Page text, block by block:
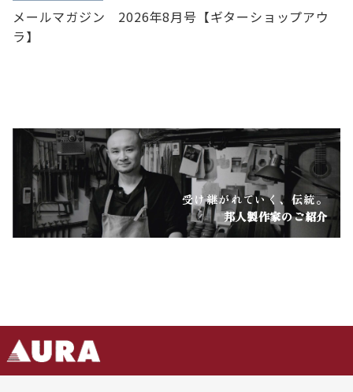
メールマガジン 2026年8月号【ギターショップアウ
ラ】
受け継がれていく、伝統。
邦人製作家のご紹介